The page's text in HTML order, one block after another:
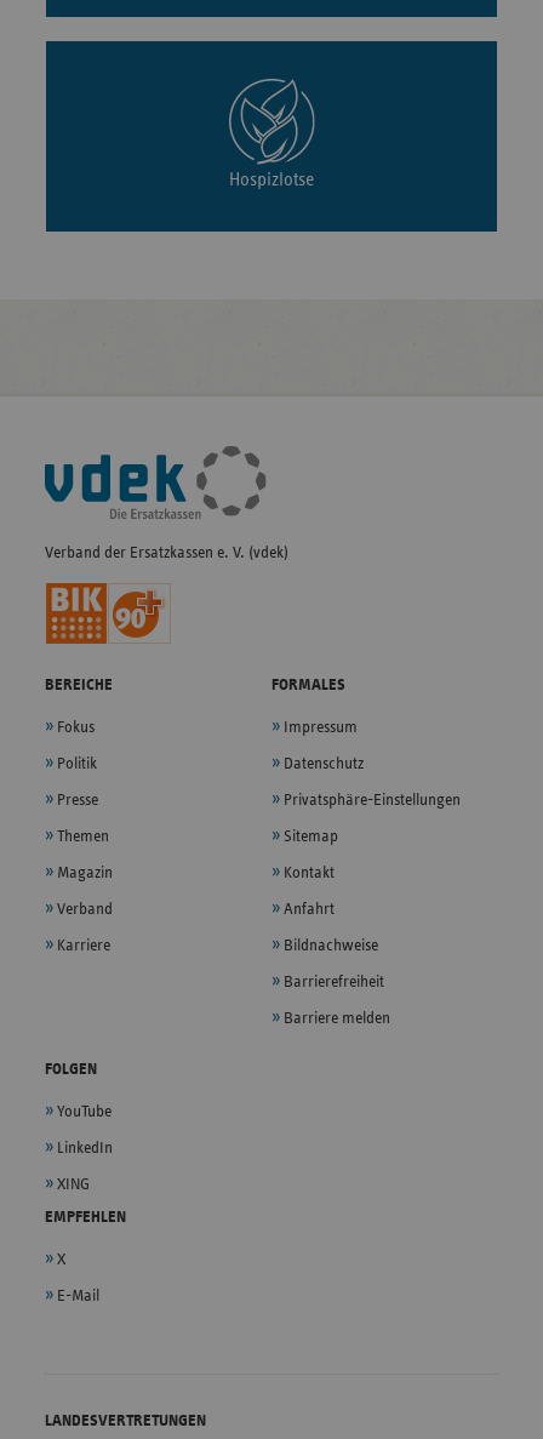
Hospizlotse
Fußleisten-
Navigation
Verband der Ersatzkassen e. V. (vdek)
BEREICHE
Fokus
Politik
Presse
Themen
Magazin
Verband
Karriere
FORMALES
Impressum
Datenschutz
Privatsphäre-Einstellungen
Sitemap
Kontakt
Anfahrt
Bildnachweise
Barrierefreiheit
Barriere melden
FOLGEN
YouTube
LinkedIn
XING
EMPFEHLEN
X
E-Mail
LANDESVERTRETUNGEN